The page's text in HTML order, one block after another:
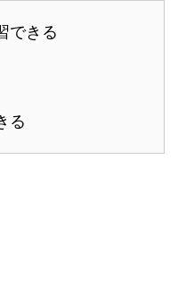
できる
る